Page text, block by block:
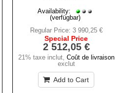
Availability:
(verfügbar)
Regular Price: 3 990,25 €
Special Price
2 512,05 €
21% taxe inclut, Coût de livraison
exclut
Add to Cart